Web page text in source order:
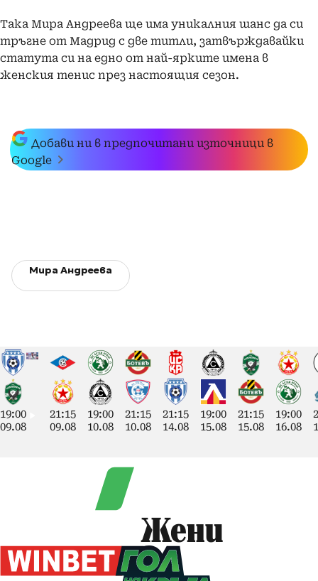
Така Мира Андреева ще има уникалния шанс да си
тръгне от Мадрид с две титли, затвърждавайки
статута си на едно от най-ярките имена в
женския тенис през настоящия сезон.
Добави ни в предпочитани източници в
Google
Мира Андреева
19:00
09.08
21:15
09.08
19:00
10.08
21:15
10.08
21:15
14.08
19:00
15.08
21:15
15.08
19:00
16.08
Жени